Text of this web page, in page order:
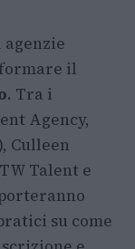
il
. Tra i
Agency,
Culleen
Talent e
su come